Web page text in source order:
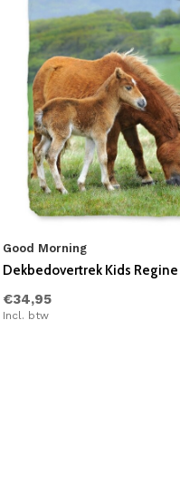
Good Morning
Dekbedovertrek Kids
€34,95
Incl. btw